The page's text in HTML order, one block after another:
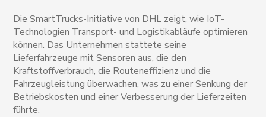
Die SmartTrucks-Initiative von DHL zeigt, wie IoT-
Technologien Transport- und Logistikabläufe optimieren
können. Das Unternehmen stattete seine
Lieferfahrzeuge mit Sensoren aus, die den
Kraftstoffverbrauch, die Routeneffizienz und die
Fahrzeugleistung überwachen, was zu einer Senkung der
Betriebskosten und einer Verbesserung der Lieferzeiten
führte.